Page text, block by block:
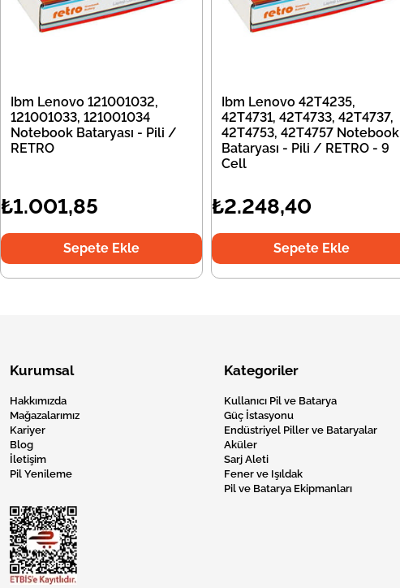
Ibm Lenovo 121001032,
121001033, 121001034
Notebook Bataryası - Pili /
RETRO
₺1.001,85
Sepete Ekle
Ibm Lenovo 42T4235,
42T4731, 42T4733, 42T4737,
42T4753, 42T4757 Notebook
Bataryası - Pili / RETRO - 9
Cell
₺2.248,40
Sepete Ekle
Kurumsal
Hakkımızda
Mağazalarımız
Kariyer
Blog
İletişim
Pil Yenileme
Kategoriler
Kullanıcı Pil ve Batarya
Güç İstasyonu
Endüstriyel Piller ve Bataryalar
Aküler
Sarj Aleti
Fener ve Işıldak
Pil ve Batarya Ekipmanları